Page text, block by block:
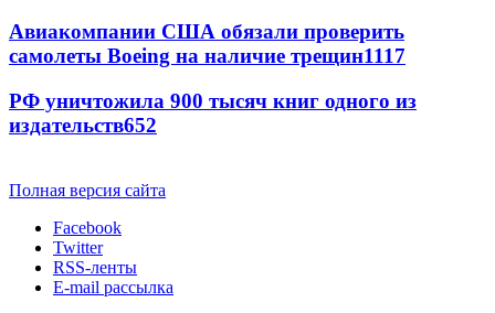
Авиакомпании США обязали проверить
самолеты Boeing на наличие трещин1117
РФ уничтожила 900 тысяч книг одного из
издательств652
Полная версия сайта
Facebook
Twitter
RSS-ленты
E-mail рассылка